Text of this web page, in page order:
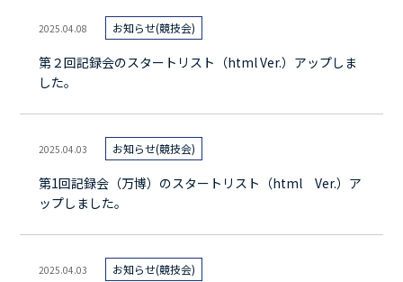
2025.04.08 お知らせ(競技会)
第２回記録会のスタートリスト（html Ver.）アップしま
した。
2025.04.03 お知らせ(競技会)
第1回記録会（万博）のスタートリスト（html Ver.）ア
ップしました。
2025.04.03 お知らせ(競技会)